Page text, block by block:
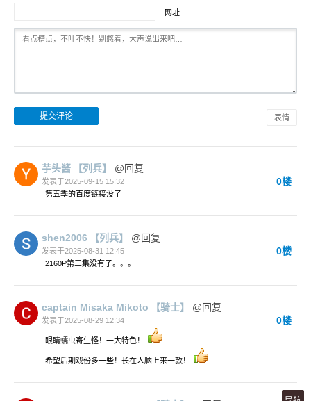
网址
表情
芋头酱 【列兵】 @回复
发表于2025-09-15 15:32 0楼
第五季的百度链接没了
shen2006 【列兵】 @回复
发表于2025-08-31 12:45 0楼
2160P第三集没有了。。。
captain Misaka Mikoto 【骑士】 @回复
发表于2025-08-29 12:34 0楼
眼睛蠕虫寄生怪！一大特色！
希望后期戏份多一些！长在人脑上来一款！